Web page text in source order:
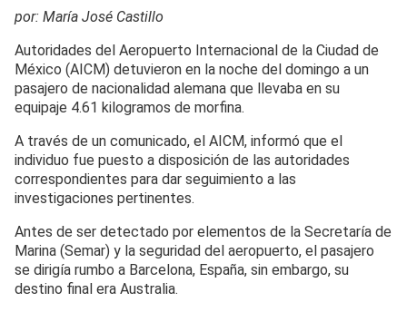
por: María José Castillo
Autoridades del Aeropuerto Internacional de la Ciudad de
México (AICM) detuvieron en la noche del domingo a un
pasajero de nacionalidad alemana que llevaba en su
equipaje 4.61 kilogramos de morfina.
A través de un comunicado, el AICM, informó que el
individuo fue puesto a disposición de las autoridades
correspondientes para dar seguimiento a las
investigaciones pertinentes.
Antes de ser detectado por elementos de la Secretaría de
Marina (Semar) y la seguridad del aeropuerto, el pasajero
se dirigía rumbo a Barcelona, España, sin embargo, su
destino final era Australia.